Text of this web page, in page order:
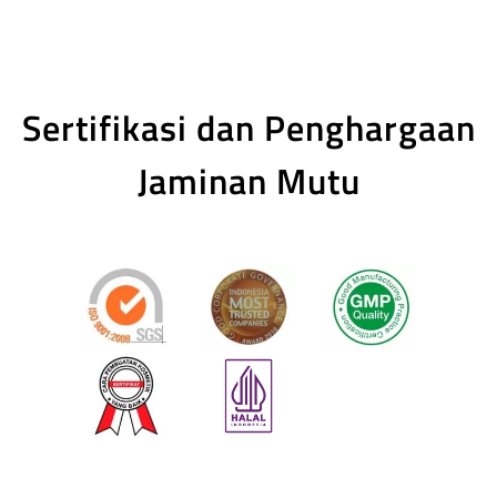
Sertifikasi dan Penghargaan
Jaminan Mutu